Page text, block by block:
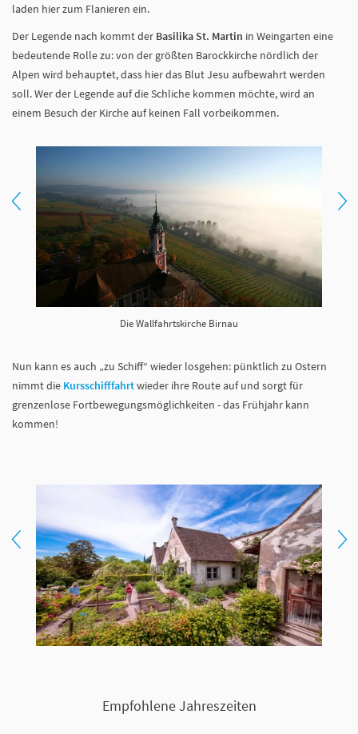
laden hier zum Flanieren ein.
Der Legende nach kommt der Basilika St. Martin in Weingarten eine
bedeutende Rolle zu: von der größten Barockkirche nördlich der
Alpen wird behauptet, dass hier das Blut Jesu aufbewahrt werden
soll. Wer der Legende auf die Schliche kommen möchte, wird an
einem Besuch der Kirche auf keinen Fall vorbeikommen.
Die Wallfahrtskirche Birnau
Nun kann es auch „zu Schiff“ wieder losgehen: pünktlich zu Ostern
nimmt die Kursschifffahrtwieder ihre Route auf und sorgt für
grenzenlose Fortbewegungsmöglichkeiten - das Frühjahr kann
kommen!
Empfohlene Jahreszeiten